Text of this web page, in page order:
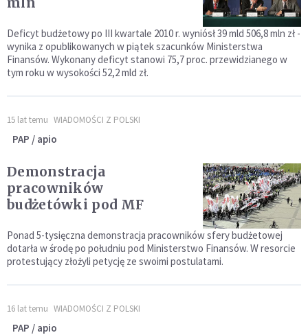
Deficyt budżetowy po III kwartale 2010 r. wyniósł 39 mld 506,8 mln zł -
wynika z opublikowanych w piątek szacunków Ministerstwa
Finansów. Wykonany deficyt stanowi 75,7 proc. przewidzianego w
tym roku w wysokości 52,2 mld zł.
15 lat temu WIADOMOŚCI Z POLSKI
PAP / apio
Demonstracja
pracowników
budżetówki pod MF
Ponad 5-tysięczna demonstracja pracowników sfery budżetowej
dotarła w środę po południu pod Ministerstwo Finansów. W resorcie
protestujący złożyli petycję ze swoimi postulatami.
16 lat temu WIADOMOŚCI Z POLSKI
PAP / apio